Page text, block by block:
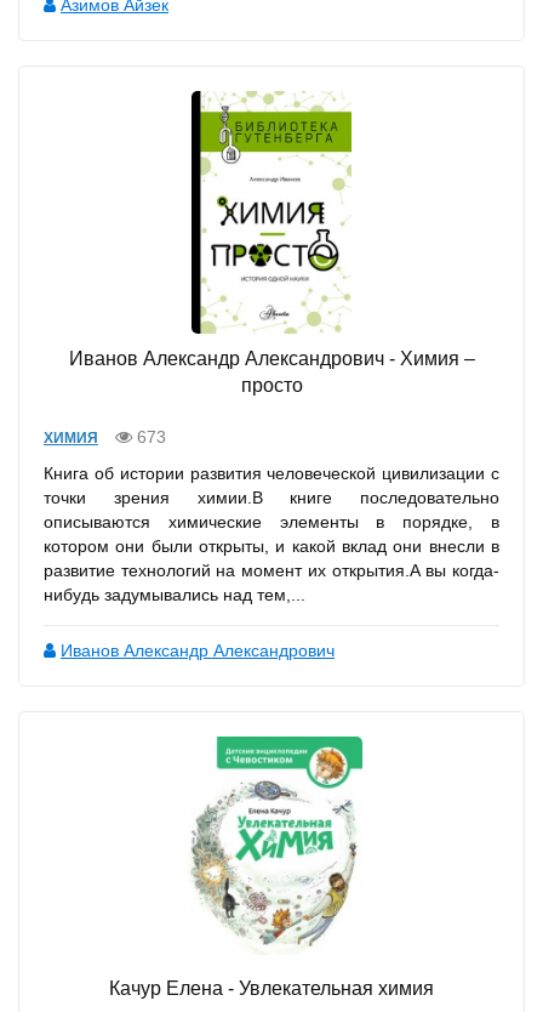
Азимов Айзек
Иванов Александр Александрович - Химия –
просто
ХИМИЯ
673
Книга об истории развития человеческой цивилизации с
точки зрения химии.В книге последовательно
описываются химические элементы в порядке, в
котором они были открыты, и какой вклад они внесли в
развитие технологий на момент их открытия.А вы когда-
нибудь задумывались над тем,...
Иванов Александр Александрович
Качур Елена - Увлекательная химия